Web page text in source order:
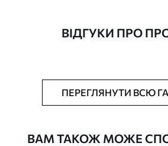
Додатково Можна додати
ВІДГУКИ ПРО
ПЕРЕГЛЯНУТИ ВСЮ
ВАМ ТАКОЖ МОЖЕ